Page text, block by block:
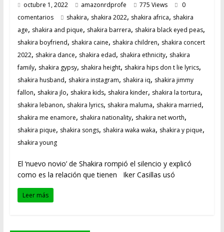
octubre 1, 2022 amazonrdprofe 775 Views
0
comentarios
shakira, shakira 2022, shakira africa, shakira
age, shakira and pique, shakira barrera, shakira black eyed peas,
shakira boyfriend, shakira caine, shakira children, shakira concert
2022, shakira dance, shakira edad, shakira ethnicity, shakira
family, shakira gypsy, shakira height, shakira hips don t lie lyrics,
shakira husband, shakira instagram, shakira iq, shakira jimmy
fallon, shakira jlo, shakira kids, shakira kinder, shakira la tortura,
shakira lebanon, shakira lyrics, shakira maluma, shakira married,
shakira me enamore, shakira nationality, shakira net worth,
shakira pique, shakira songs, shakira waka waka, shakira y pique,
shakira young
El ‘nuevo novio’ de Shakira rompió el silencio y explicó
como es la relación que tienen Iker Casillas usó
Leer más